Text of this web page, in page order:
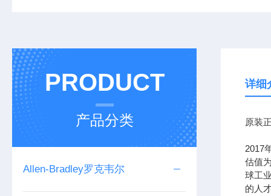
PRODUCT
产品分类
Allen-Bradley罗克韦尔
详细
原装
2017
估值
球工
的人